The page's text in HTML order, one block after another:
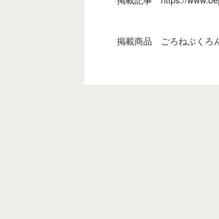
掲載商品 ごろねぶくろ